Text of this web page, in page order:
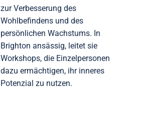
zur Verbesserung des
Wohlbefindens und des
persönlichen Wachstums. In
Brighton ansässig, leitet sie
Workshops, die Einzelpersonen
dazu ermächtigen, ihr inneres
Potenzial zu nutzen.